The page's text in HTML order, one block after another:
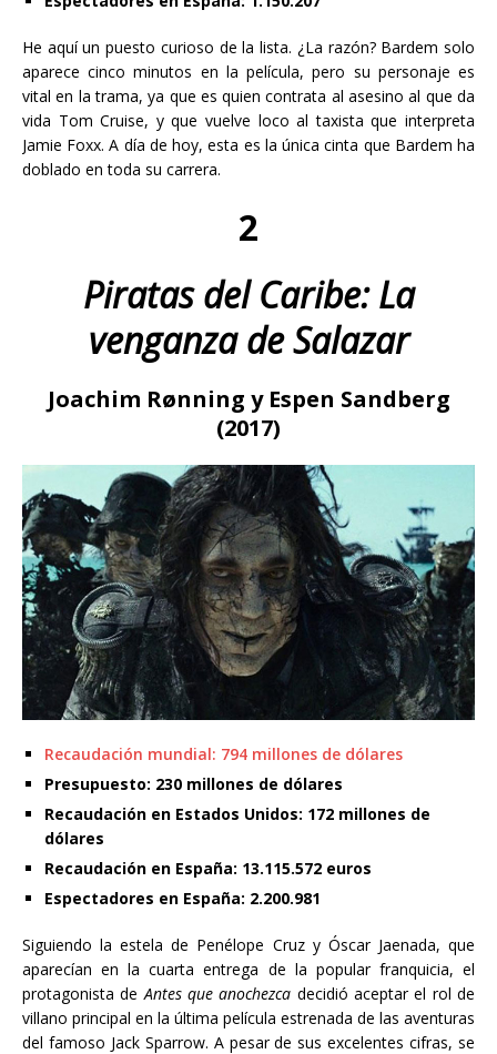
He aquí un puesto curioso de la lista. ¿La razón? Bardem solo
aparece cinco minutos en la película, pero su personaje es
vital en la trama, ya que es quien contrata al asesino al que da
vida Tom Cruise, y que vuelve loco al taxista que interpreta
Jamie Foxx. A día de hoy, esta es la única cinta que Bardem ha
doblado en toda su carrera.
2
Piratas del Caribe: La
venganza de Salazar
Joachim Rønning y Espen Sandberg
(2017)
Recaudación mundial: 794 millones de dólares
Presupuesto: 230 millones de dólares
Recaudación en Estados Unidos: 172 millones de
dólares
Recaudación en España: 13.115.572 euros
Espectadores en España: 2.200.981
Siguiendo la estela de Penélope Cruz y Óscar Jaenada, que
aparecían en la cuarta entrega de la popular franquicia, el
protagonista de Antes que anochezca decidió aceptar el rol de
villano principal en la última película estrenada de las aventuras
del famoso Jack Sparrow. A pesar de sus excelentes cifras, se